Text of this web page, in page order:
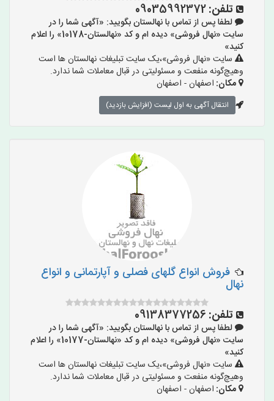
تلفن:09035992372
لطفا پس از تماس با نهالستان بگویید: «آگهی شما را در
سایت «نهال فروشی» دیده ام و کد «نهالستان-10178» را اعلام
کنید»
سایت «نهال فروشی»،یک سایت تبلیغات نهالستان ها است
وهیچ‌گونه منفعت و مسئولیتی در قبال معاملات شما ندارد.
مکان: اصفهان - اصفهان
انتقال آگهی به اول لیست (افزایش بازدید)
فروش انواع گلهای فصلی و آپارتمانی و انواع
نهال
تلفن: 09138377256
لطفا پس از تماس با نهالستان بگویید: «آگهی شما را در
سایت «نهال فروشی» دیده ام و کد «نهالستان-10177» را اعلام
کنید»
سایت «نهال فروشی»،یک سایت تبلیغات نهالستان ها است
وهیچ‌گونه منفعت و مسئولیتی در قبال معاملات شما ندارد.
مکان: اصفهان - اصفهان